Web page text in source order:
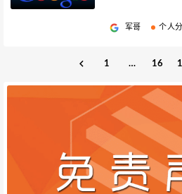
军哥 个人
1 … 16